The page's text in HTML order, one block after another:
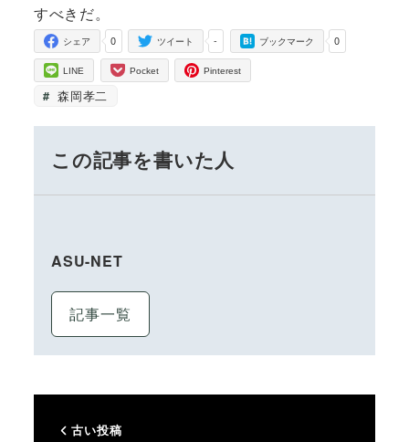
すべきだ。
0
シェア -
ツイート 0
ブックマーク
LINE Pocket Pinterest
森岡孝二
この記事を書いた人
ASU-NET
記事一覧
古い投稿